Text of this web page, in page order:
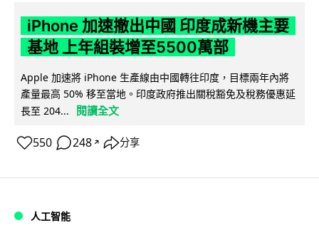
iPhone 加速撤出中國 印度成新機主要
基地 上年組裝增至5500萬部
Apple 加速將 iPhone 生產線由中國轉往印度，目標兩年內將
產量最高 50% 移至當地。印度政府推出關稅豁免及稅務優惠延
長至 204...
閱讀全文
550 248 ↗ 分享
人工智能